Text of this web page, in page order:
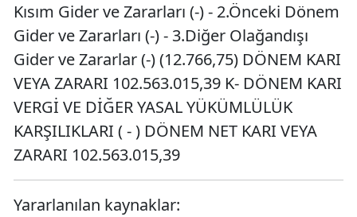
Kısım Gider ve Zararları (-) - 2.Önceki Dönem
Gider ve Zararları (-) - 3.Diğer Olağandışı
Gider ve Zararlar (-) (12.766,75) DÖNEM KARI
VEYA ZARARI 102.563.015,39 K- DÖNEM KARI
VERGİ VE DİĞER YASAL YÜKÜMLÜLÜK
KARŞILIKLARI ( - ) DÖNEM NET KARI VEYA
ZARARI 102.563.015,39
Yararlanılan kaynaklar: